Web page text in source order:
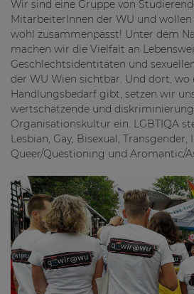
Wir sind eine Gruppe von
MitarbeiterInnen der WU und wollen
wohl zusammenpasst! Unter dem
machen wir die Vielfalt an
Geschlechtsidentitäten und
der WU Wien sichtbar. Und dort, wo
Handlungsbedarf gibt, setzen wir
wertschätzende und
Organisationskultur ein. LGBTIQA
Lesbian, Gay, Bisexual, Transgender,
Queer/Questioning und Aromantic/